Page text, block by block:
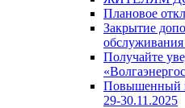
Плановое
Закрытие
Получайте
Повышенный
29-30.11.2025